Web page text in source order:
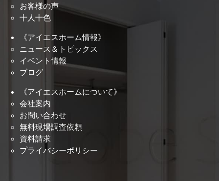
お客様の声
十人十色
《アイエスホーム情報》
ニュース＆トピックス
イベント情報
ブログ
《アイエスホームについて》
会社案内
お問い合わせ
無料現場調査依頼
資料請求
プライバシーポリシー